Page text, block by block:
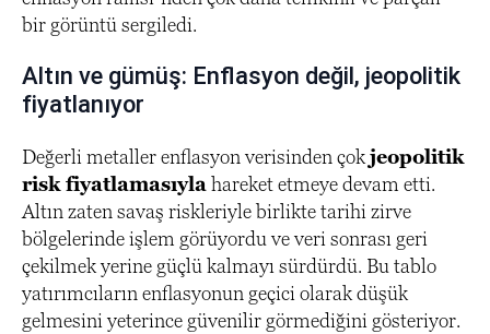
bir görüntü sergiledi.
Altın ve gümüş: Enflasyon değil, jeopolitik
fiyatlanıyor
Değerli metaller enflasyon verisinden çokjeopolitik
risk fiyatlamasıylahareket etmeye devam etti.
Altın zaten savaş riskleriyle birlikte tarihi zirve
bölgelerinde işlem görüyordu ve veri sonrası geri
çekilmek yerine güçlü kalmayı sürdürdü. Bu tablo
yatırımcıların enflasyonun geçici olarak düşük
gelmesini yeterince güvenilir görmediğini gösteriyor.